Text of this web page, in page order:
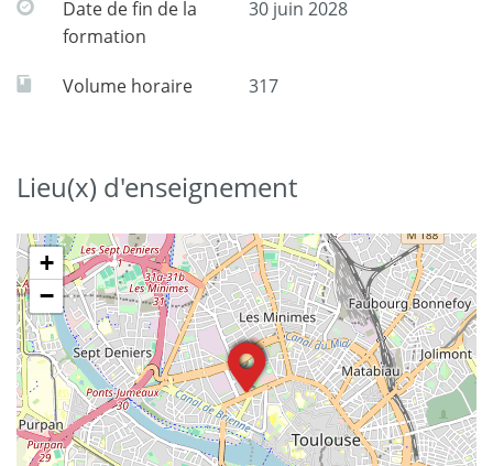
Date de fin de la
formation
30 juin 2028
Volume horaire 317
Lieu(x) d'enseignement
+
−